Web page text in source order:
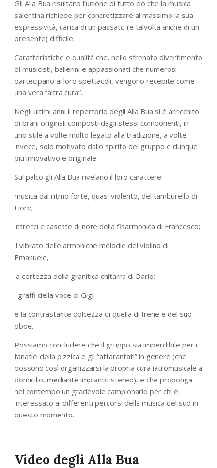
Gli Alla Bua risultano l’unione di tutto ciò che la musica
salentina richiede per concretizzare al massimo la sua
espressività, carica di un passato (e talvolta anche di un
presente) difficile.
Caratteristiche e qualità che, nello sfrenato divertimento
di musicisti, ballerini e appassionati che numerosi
partecipano ai loro spettacoli, vengono recepite come
una vera “altra cura”.
Negli ultimi anni il repertorio degli Alla Bua si è arricchito
di brani originali composti dagli stessi componenti, in
uno stile a volte molto legato alla tradizione, a volte
invece, solo motivato dallo spirito del gruppo e dunque
più innovativo e originale.
Sul palco gli Alla Bua rivelano il loro carattere:
musica dal ritmo forte, quasi violento, del tamburello di
Fiore;
intrecci e cascate di note della fisarmonica di Francesco;
il vibrato delle armoniche melodie del violino di
Emanuele,
la certezza della granitica chitarra di Dario;
i graffi della voce di Gigi
e la contrastante dolcezza di quella di Irene e del suo
oboe.
Possiamo concludere che il gruppo sia imperdibile per i
fanatici della pizzica e gli “attarantati” in genere (che
possono così organizzarsi la propria cura iatromusicale a
domicilio, mediante impianto stereo), e che proponga
nel contempo un gradevole campionario per chi è
interessato ai differenti percorsi della musica del sud in
questo momento.
Video degli Alla Bua